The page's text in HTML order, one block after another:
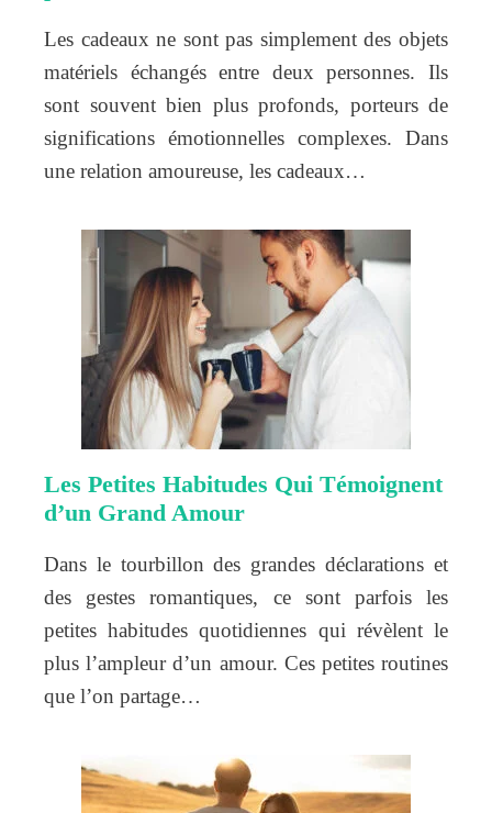
Les cadeaux ne sont pas simplement des objets
matériels échangés entre deux personnes. Ils
sont souvent bien plus profonds, porteurs de
significations émotionnelles complexes. Dans
une relation amoureuse, les cadeaux…
Les Petites Habitudes Qui Témoignent
d’un Grand Amour
Dans le tourbillon des grandes déclarations et
des gestes romantiques, ce sont parfois les
petites habitudes quotidiennes qui révèlent le
plus l’ampleur d’un amour. Ces petites routines
que l’on partage…